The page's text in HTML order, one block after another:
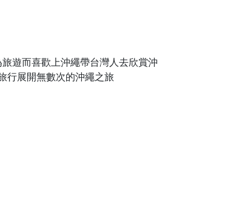
遊而喜歡上沖繩帶台灣人去欣賞沖
行展開無數次的沖繩之旅